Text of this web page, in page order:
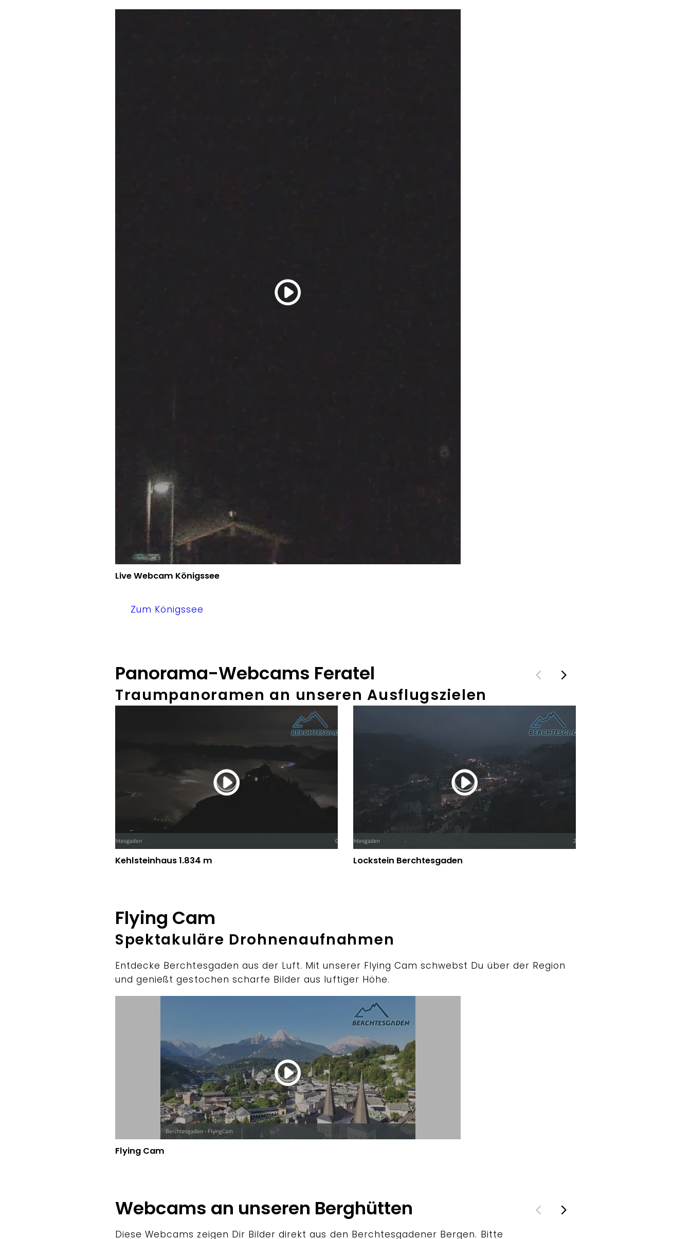
Live Webcam Königssee
Zum Königssee
Panorama-Webcams Feratel
Traumpanoramen an unseren Ausflugszielen
Kehlsteinhaus 1.834 m Lockstein Berchtesgaden
Flying Cam
Spektakuläre Drohnenaufnahmen
Entdecke Berchtesgaden aus der Luft. Mit unserer Flying Cam schwebst Du über der Region
und genießt gestochen scharfe Bilder aus luftiger Höhe.
Flying Cam
Webcams an unseren Berghütten
Diese Webcams zeigen Dir Bilder direkt aus den Berchtesgadener Bergen. Bitte